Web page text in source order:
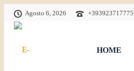
Agosto 6, 2026 +393923717775
HOME